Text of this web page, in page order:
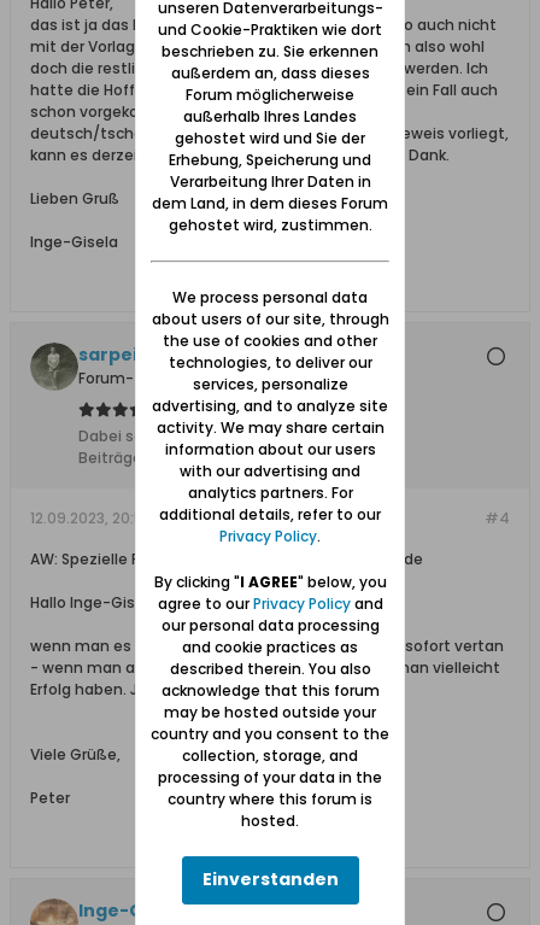
das ist ja das Problem, dass kein Beweis vorliegt, so auch nicht
mit der Vorlage des Personalausweises. Es müssen also wohl
doch die restlichen 8 Jahre Wartezeit abgewartet werden. Ich
hatte die Hoffnung, bei irgend jemandem wäre so ein Fall auch
schon vorgekommen. Übrigens gibt es ein
deutsch/tschechisches Formular. Nur wenn kein Beweis vorliegt,
kann es derzeit auch nicht genutzt werden. Vielen Dank.
Lieben Gruß
Inge-Gisela
sarpei
Forum-Teilnehmer
Dabei seit:17.12.2013
Beiträge:
6105
#4
12.09.2023, 20:53
AW: Spezielle Frage bzgl. Erhalt einer Geburtsurkunde
Hallo Inge-Gisela,
wenn man es nicht versucht, dann ist die Chance sofort vertan
- wenn man allerdings die Situation erklärt, kann man vielleicht
Erfolg haben. Jeder so, wie er es wünscht ... .
Viele Grüße,
Peter
Inge-Gisela
unseren Datenverarbeitungs-
und Cookie-Praktiken wie dort
beschrieben zu. Sie erkennen
außerdem an, dass dieses
Forum möglicherweise
außerhalb Ihres Landes
gehostet wird und Sie der
Erhebung, Speicherung und
Verarbeitung Ihrer Daten in
dem Land, in dem dieses Forum
gehostet wird, zustimmen.
We process personal data
about users of our site, through
the use of cookies and other
technologies, to deliver our
services, personalize
advertising, and to analyze site
activity. We may share certain
information about our users
with our advertising and
analytics partners. For
additional details, refer to our
Privacy Policy.
By clicking "I AGREE" below, you
agree to ourPrivacy Policyand
our personal data processing
and cookie practices as
described therein. You also
acknowledge that this forum
may be hosted outside your
country and you consent to the
collection, storage, and
processing of your data in the
country where this forum is
hosted.
Einverstanden